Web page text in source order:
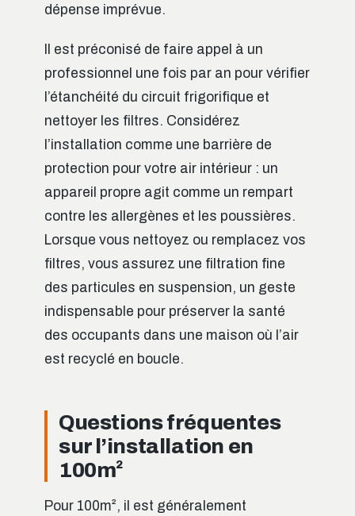
dépense imprévue.
Il est préconisé de faire appel à un
professionnel une fois par an pour vérifier
l’étanchéité du circuit frigorifique et
nettoyer les filtres. Considérez
l’installation comme une barrière de
protection pour votre air intérieur : un
appareil propre agit comme un rempart
contre les allergènes et les poussières.
Lorsque vous nettoyez ou remplacez vos
filtres, vous assurez une filtration fine
des particules en suspension, un geste
indispensable pour préserver la santé
des occupants dans une maison où l’air
est recyclé en boucle.
Questions fréquentes
sur l’installation en
100m²
Pour 100m², il est généralement